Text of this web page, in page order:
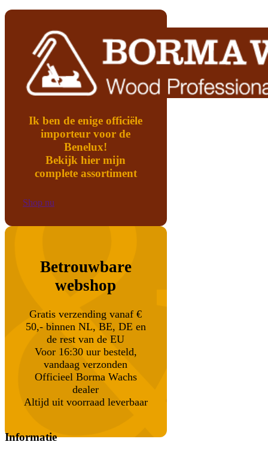
Ik ben de enige officiële
importeur voor de
Benelux!
Bekijk hier mijn
complete assortiment
Shop nu
Betrouwbare
webshop
Gratis verzending vanaf €
50,- binnen NL, BE, DE en
de rest van de EU
Voor 16:30 uur besteld,
vandaag verzonden
Officieel Borma Wachs
dealer
Altijd uit voorraad leverbaar
Informatie